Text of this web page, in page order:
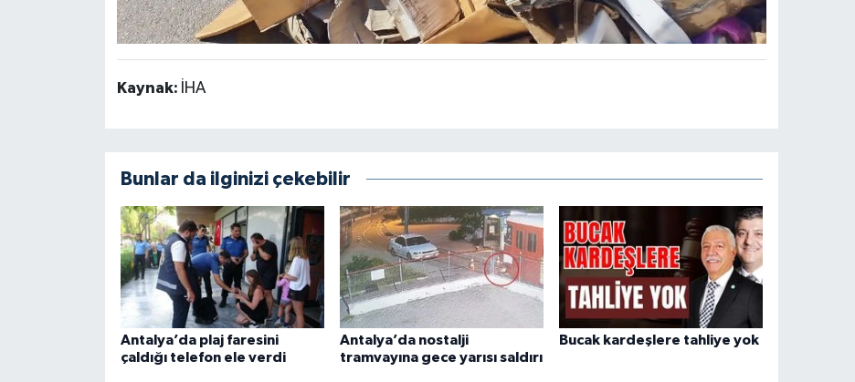
Kaynak: İHA
Bunlar da ilginizi çekebilir
Antalya’da plaj faresini
çaldığı telefon ele verdi
Antalya’da nostalji
tramvayına gece yarısı saldırı
Bucak kardeşlere tahliye yok